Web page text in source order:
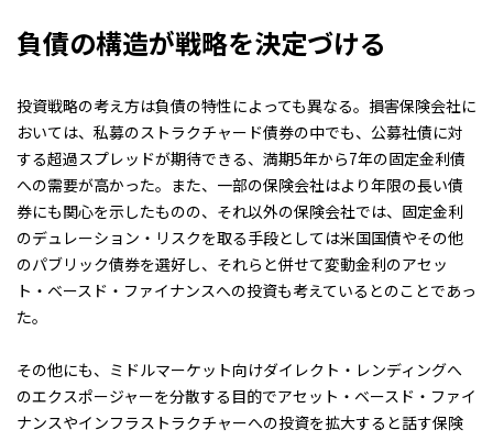
負債の構造が戦略を決定づける
投資戦略の考え方は負債の特性によっても異なる。損害保険会社に
おいては、私募のストラクチャード債券の中でも、公募社債に対
する超過スプレッドが期待できる、満期5年から7年の固定金利債
への需要が高かった。また、一部の保険会社はより年限の長い債
券にも関心を示したものの、それ以外の保険会社では、固定金利
のデュレーション・リスクを取る手段としては米国国債やその他
のパブリック債券を選好し、それらと併せて変動金利のアセッ
ト・ベースド・ファイナンスへの投資も考えているとのことであっ
た。
その他にも、ミドルマーケット向けダイレクト・レンディングへ
のエクスポージャーを分散する目的でアセット・ベースド・ファイ
ナンスやインフラストラクチャーへの投資を拡大すると話す保険